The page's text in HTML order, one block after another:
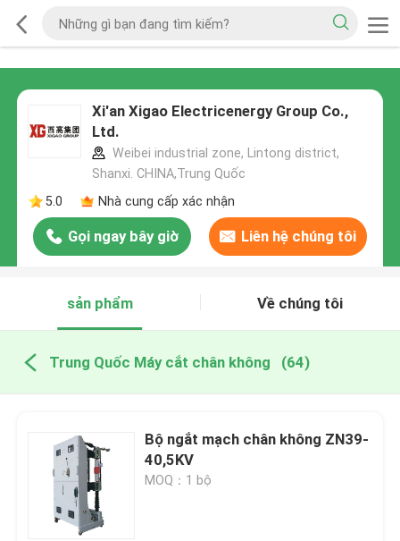
Xi'an Xigao Electricenergy Group Co.,
Ltd.
Weibei industrial zone, Lintong district,
Shanxi. CHINA,Trung Quốc
5.0
Nhà cung cấp xác nhận
Gọi ngay bây giờ Liên hệ chúng tôi
sản phẩm Về chúng tôi
Trung Quốc Máy cắt chân không (64)
Bộ ngắt mạch chân không ZN39-
40,5KV
MOQ：1 bộ